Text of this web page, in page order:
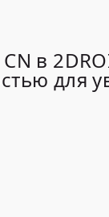
в
для